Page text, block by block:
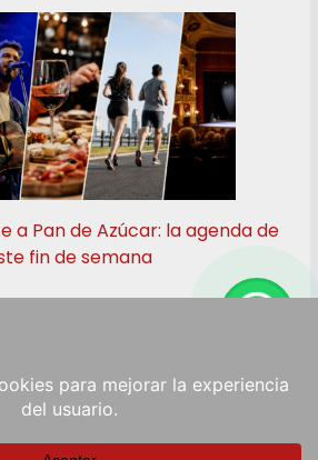
a Pan de Azúcar: la agenda de
fin de semana